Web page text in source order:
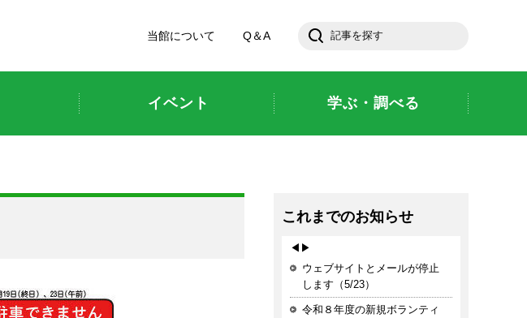
当館について
Q＆A
イベント 学ぶ・調べる
これまでのお知らせ
◀ ▶
ウェブサイトとメールが停止
します（5/23）
令和８年度の新規ボランティ